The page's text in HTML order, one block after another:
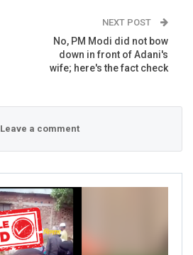
NEXT POST
No, PM Modi did not bow
down in front of Adani's
wife; here's the fact check
Leave a comment